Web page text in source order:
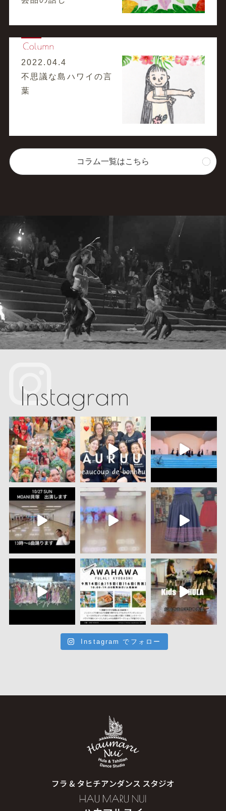
2022.04.4
不思議な島ハワイの言
葉
コラム一覧はこちら
Instagram でフォロー